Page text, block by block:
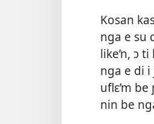
Kosan
nga e su
like’n, ɔ
nga e di i
uflɛ’m
nin be